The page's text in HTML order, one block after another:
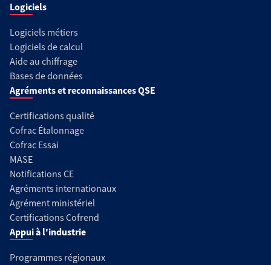
Logiciels
Logiciels métiers
Logiciels de calcul
Aide au chiffrage
Bases de données
Agréments et reconnaissances QSE
Certifications qualité
Cofrac Étalonnage
Cofrac Essai
MASE
Notifications CE
Agréments internationaux
Agrément ministériel
Certifications Cofrend
Appui à l'industrie
Programmes régionaux